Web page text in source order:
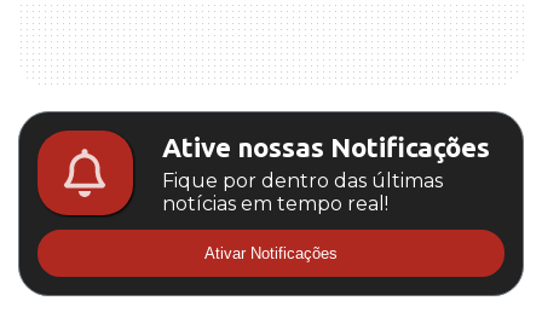
Ative nossas Notificações
Fique por dentro das últimas
notícias em tempo real!
Ativar Notificações